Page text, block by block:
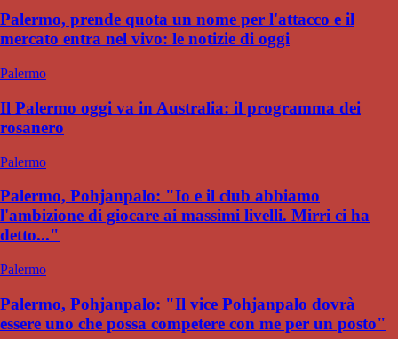
Palermo, prende quota un nome per l'attacco e il
mercato entra nel vivo: le notizie di oggi
Palermo
Il Palermo oggi va in Australia: il programma dei
rosanero
Palermo
Palermo, Pohjanpalo: "Io e il club abbiamo
l'ambizione di giocare ai massimi livelli. Mirri ci ha
detto..."
Palermo
Palermo, Pohjanpalo: "Il vice Pohjanpalo dovrà
essere uno che possa competere con me per un posto"